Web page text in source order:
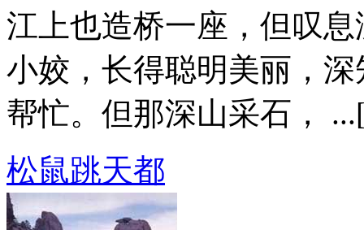
江上也造桥一座，但叹
小姣，长得聪明美丽，
帮忙。但那深山采石，
松鼠跳天都